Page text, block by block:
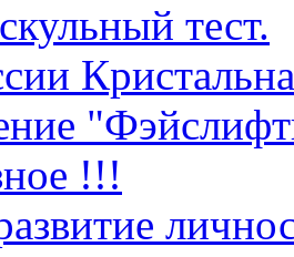
тест.
!!!